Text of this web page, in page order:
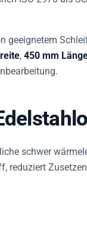
geeignetem
450 mm Länge
schwer
reduziert